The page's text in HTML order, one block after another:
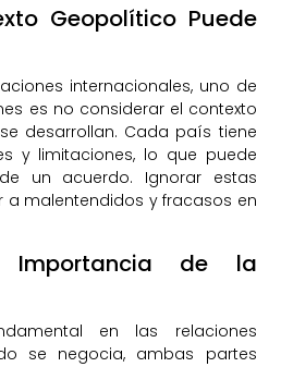
Geopolítico Puede
internacionales, uno de
es no considerar el contexto
desarrollan. Cada país tiene
y limitaciones, lo que puede
un acuerdo. Ignorar estas
a malentendidos y fracasos en
Importancia de la
en las relaciones
se negocia, ambas partes